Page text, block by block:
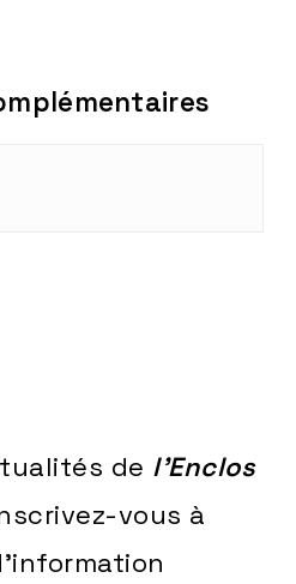
de l'Enclos
vous à